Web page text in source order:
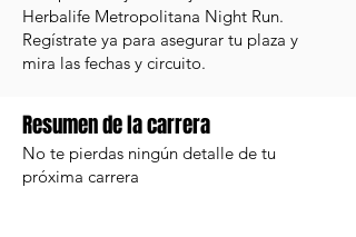
Herbalife Metropolitana Night Run.
Regístrate ya para asegurar tu plaza y
mira las fechas y circuito.
Resumen de la carrera
No te pierdas ningún detalle de tu
próxima carrera